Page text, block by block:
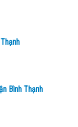
Bình Thạnh